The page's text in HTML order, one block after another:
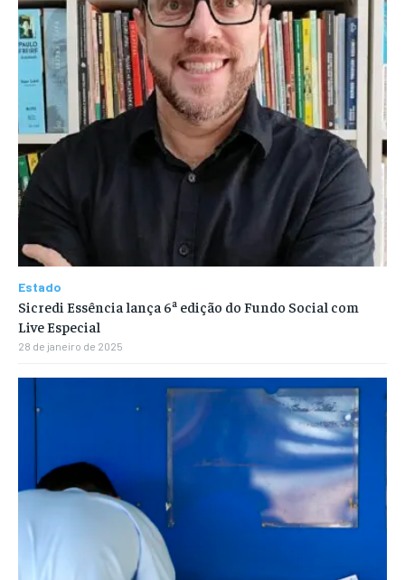
Estado
Sicredi Essência lança 6ª edição do Fundo Social com
Live Especial
28 de janeiro de 2025